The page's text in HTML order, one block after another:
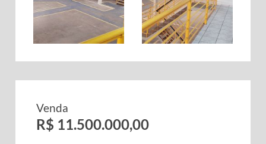
Venda
R$ 11.500.000,00